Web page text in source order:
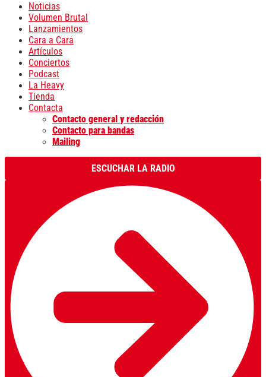
Noticias
Volumen Brutal
Lanzamientos
Cara a Cara
Artículos
Conciertos
Podcast
La Heavy
Tienda
Contacta
Contacto general y redacción
Contacto para bandas
Mailing
ESCUCHAR LA RADIO